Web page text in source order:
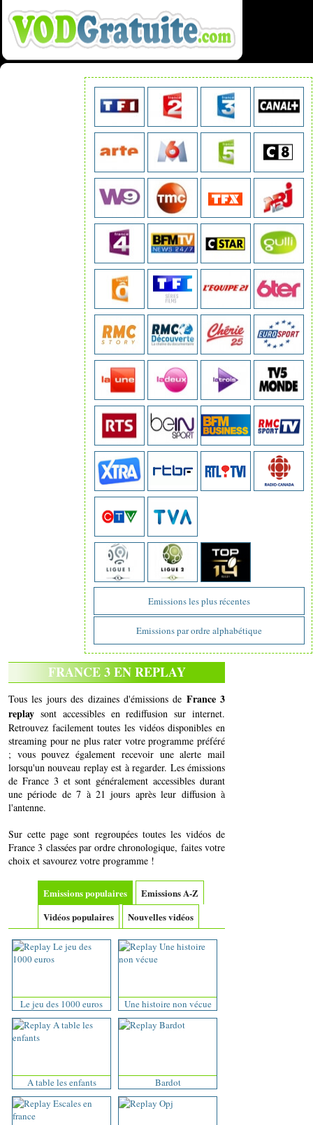
Emissions les plus récentes
Emissions par ordre alphabétique
FRANCE 3 EN REPLAY
Tous les jours des dizaines d'émissions de France 3
replay sont accessibles en rediffusion sur internet.
Retrouvez facilement toutes les vidéos disponibles en
streaming pour ne plus rater votre programme préféré
; vous pouvez également recevoir une alerte mail
lorsqu'un nouveau replay est à regarder. Les émissions
de France 3 et sont généralement accessibles durant
une période de 7 à 21 jours après leur diffusion à
l'antenne.
Sur cette page sont regroupées toutes les vidéos de
France 3 classées par ordre chronologique, faites votre
choix et savourez votre programme !
Emissions populaires
Emissions A-Z
Vidéos populaires
Nouvelles vidéos
Le jeu des 1000 euros Une histoire non vécue
A table les enfants Bardot